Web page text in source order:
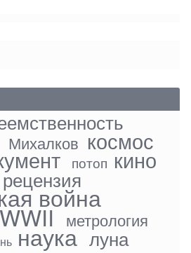
Михалков космос
потоп кино
рецензия
война
метрология
наука луна